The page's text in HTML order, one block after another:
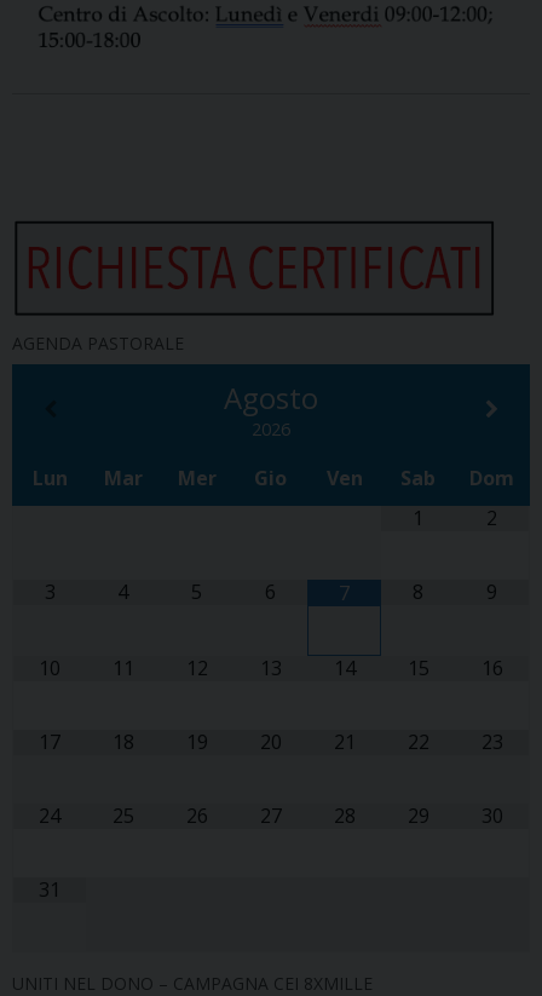
AGENDA PASTORALE
Agosto
2026
Lun Mar Mer Gio Ven Sab
Dom
1
2
3 4 5 6 7 8 9
10 11 12 13 14 15 16
17 18 19 20 21 22 23
24 25 26 27 28 29 30
31
UNITI NEL DONO – CAMPAGNA CEI 8XMILLE